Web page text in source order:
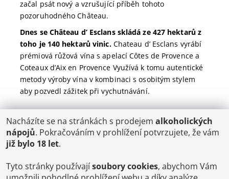
začal psát nový a vzrušující příběh tohoto
pozoruhodného Château.
Dnes se Château d’ Esclans skládá ze 427 hektarů z
toho je 140 hektarů vinic.Chateau d’ Esclans vyrábí
prémiová růžová vína s apelací Côtes de Provence a
Coteaux d’Aix en Provence Využívá k tomu autentické
metody výroby vína v kombinaci s osobitým stylem
aby pozvedl zážitek při vychutnávání.
POŠTOVNÉ
ČR: od 95,-
SK: 350,-
€ = 24,00 CZK
Nacházíte se na stránkách s prodejem alkoholických
nápojů. Pokračováním v prohlížení potvrzujete, že vám
již bylo 18 let.
Tyto stránky používajísoubory cookies, abychom Vám